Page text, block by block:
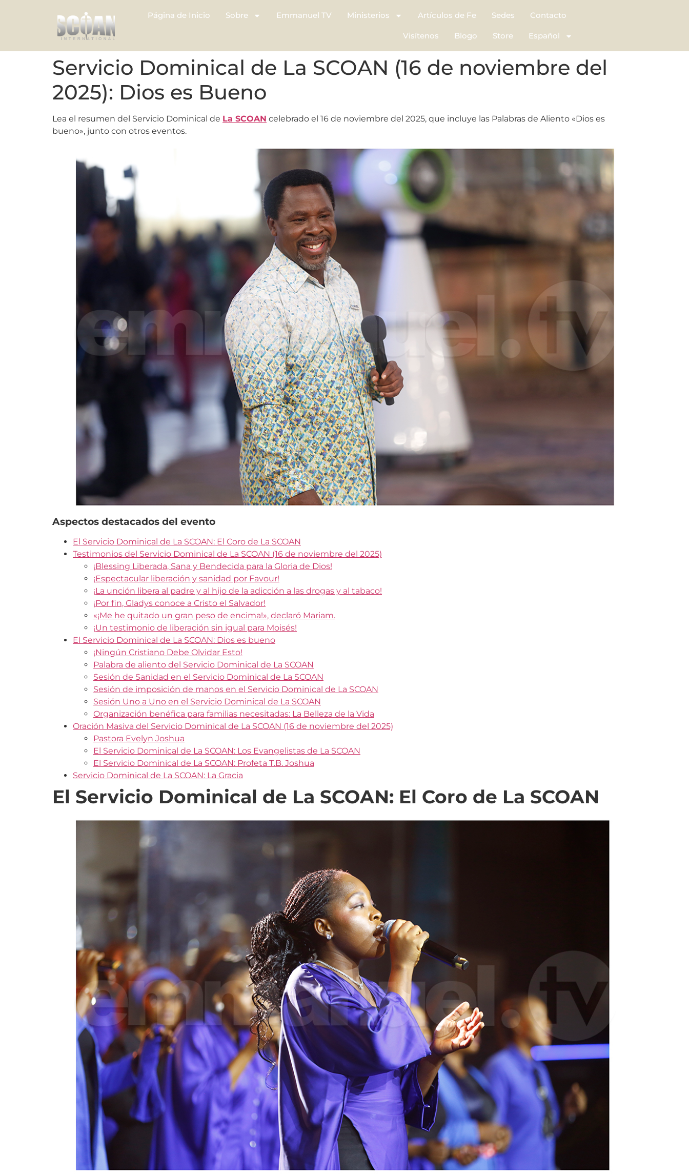
Página de Inicio Sobre Emmanuel TV Ministerios Artículos de Fe Sedes Contacto
Visítenos Blogo Store Español
Servicio Dominical de La SCOAN (16 de noviembre del
2025): Dios es Bueno
Lea el resumen del Servicio Dominical de La SCOAN celebrado el 16 de noviembre del 2025, que incluye las Palabras de Aliento «Dios es
bueno», junto con otros eventos.
Aspectos destacados del evento
El Servicio Dominical de La SCOAN: El Coro de La SCOAN
Testimonios del Servicio Dominical de La SCOAN (16 de noviembre del 2025)
¡Blessing Liberada, Sana y Bendecida para la Gloria de Dios!
¡Espectacular liberación y sanidad por Favour!
¡La unción libera al padre y al hijo de la adicción a las drogas y al tabaco!
¡Por fin, Gladys conoce a Cristo el Salvador!
«¡Me he quitado un gran peso de encima!», declaró Mariam.
¡Un testimonio de liberación sin igual para Moisés!
El Servicio Dominical de La SCOAN: Dios es bueno
¡Ningún Cristiano Debe Olvidar Esto!
Palabra de aliento del Servicio Dominical de La SCOAN
Sesión de Sanidad en el Servicio Dominical de La SCOAN
Sesión de imposición de manos en el Servicio Dominical de La SCOAN
Sesión Uno a Uno en el Servicio Dominical de La SCOAN
Organización benéfica para familias necesitadas: La Belleza de la Vida
Oración Masiva del Servicio Dominical de La SCOAN (16 de noviembre del 2025)
Pastora Evelyn Joshua
El Servicio Dominical de La SCOAN: Los Evangelistas de La SCOAN
El Servicio Dominical de La SCOAN: Profeta T.B. Joshua
Servicio Dominical de La SCOAN: La Gracia
El Servicio Dominical de La SCOAN: El Coro de La SCOAN